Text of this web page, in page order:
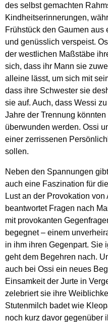
des selbst gemachten
Kindheitserinnerungen,
Frühstück den Gaumen
und genüsslich verspeist.
der westlichen Maßstäbe
sich, dass ihr Mann sie
alleine lässt, um sich mit
dass ihre Schwester sie
sie auf. Auch, dass Wessi
Jahre der Trennung
überwunden werden. Ossi
einer zerrissenen
sollen.
Neben den Spannungen
auch eine Faszination für
Lust an der Provokation
beantwortet Fragen nach
mit provokanten
begegnet – einem
in ihm ihren Gegenpart. Sie
geht dem Begehren nach.
auch bei Ossi ein neues
Einsamkeit der Jurte in
zelebriert sie ihre
Stutenmilch badet wie
noch kurz davor gegenüber